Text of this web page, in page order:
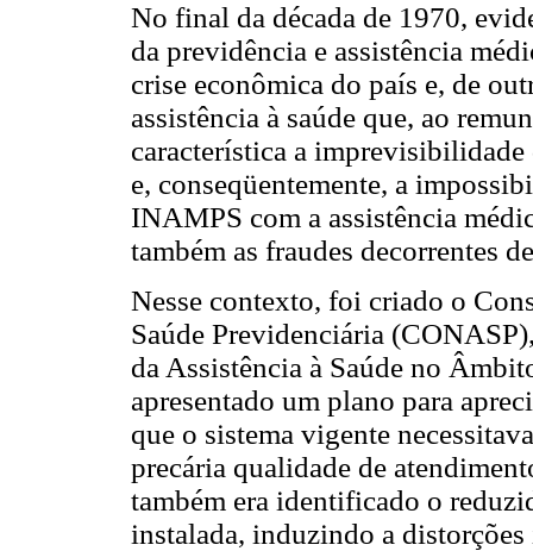
No final da década de 1970,
da previdência e assistência
crise econômica do país e, de
assistência à saúde que, ao
característica a
e, conseqüentemente, a
INAMPS com a assistência
também as fraudes decorrentes
Nesse contexto, foi criado o
Saúde Previdenciária
da Assistência à Saúde no
apresentado um plano para
que o sistema vigente
precária qualidade de
também era identificado o
instalada, induzindo a